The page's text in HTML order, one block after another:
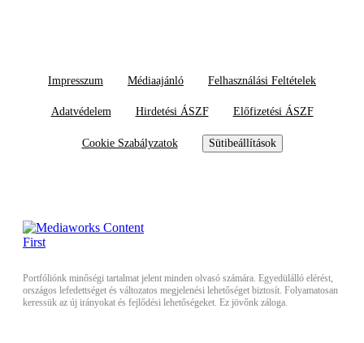
Impresszum Médiaajánló Felhasználási Feltételek
Adatvédelem Hirdetési ÁSZF Előfizetési ÁSZF
Cookie Szabályzatok Sütibeállítások
Portfóliónk minőségi tartalmat jelent minden olvasó számára. Egyedülálló elérést,
országos lefedettséget és változatos megjelenési lehetőséget biztosít. Folyamatosan
keressük az új irányokat és fejlődési lehetőségeket. Ez jövőnk záloga.